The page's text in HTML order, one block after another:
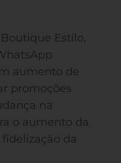
Estilo,
aumento de
promoções
na
o aumento da
da